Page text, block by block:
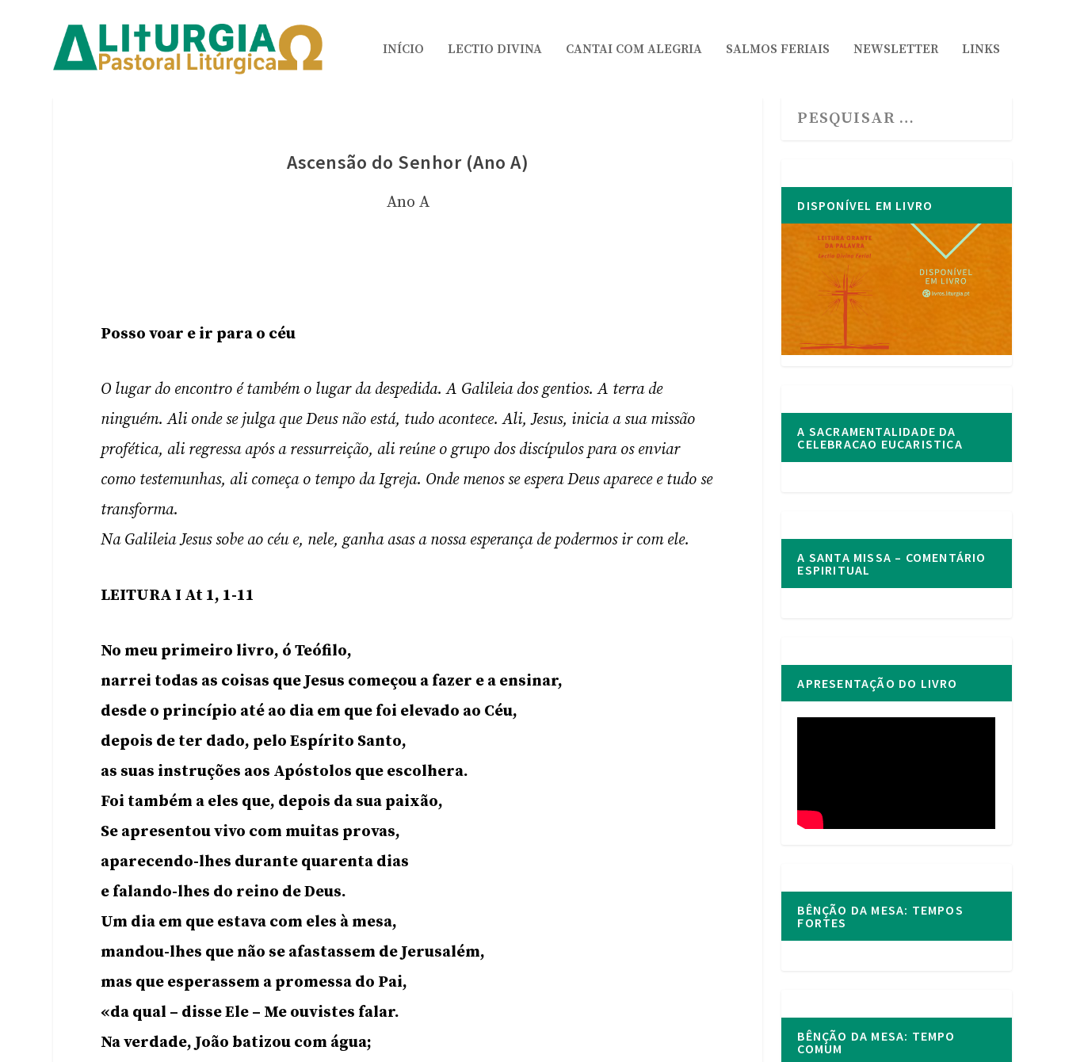
INÍCIO LECTIO DIVINA CANTAI COM ALEGRIA SALMOS FERIAIS NEWSLETTER LINKS
Ascensão do Senhor (Ano A)
Ano A
Posso voar e ir para o céu
O lugar do encontro é também o lugar da despedida. A Galileia dos gentios. A terra de
ninguém. Ali onde se julga que Deus não está, tudo acontece. Ali, Jesus, inicia a sua missão
profética, ali regressa após a ressurreição, ali reúne o grupo dos discípulos para os enviar
como testemunhas, ali começa o tempo da Igreja. Onde menos se espera Deus aparece e tudo se
transforma.
Na Galileia Jesus sobe ao céu e, nele, ganha asas a nossa esperança de podermos ir com ele.
LEITURA I At 1, 1-11
No meu primeiro livro, ó Teófilo,
narrei todas as coisas que Jesus começou a fazer e a ensinar,
desde o princípio até ao dia em que foi elevado ao Céu,
depois de ter dado, pelo Espírito Santo,
as suas instruções aos Apóstolos que escolhera.
Foi também a eles que, depois da sua paixão,
Se apresentou vivo com muitas provas,
aparecendo-lhes durante quarenta dias
e falando-lhes do reino de Deus.
Um dia em que estava com eles à mesa,
mandou-lhes que não se afastassem de Jerusalém,
mas que esperassem a promessa do Pai,
«da qual ­­– disse Ele – Me ouvistes falar.
Na verdade, João batizou com água;
DISPONÍVEL EM LIVRO
A SACRAMENTALIDADE DA
CELEBRACAO EUCARISTICA
A SANTA MISSA – COMENTÁRIO
ESPIRITUAL
APRESENTAÇÃO DO LIVRO
BÊNÇÃO DA MESA: TEMPOS
FORTES
BÊNÇÃO DA MESA: TEMPO
COMUM